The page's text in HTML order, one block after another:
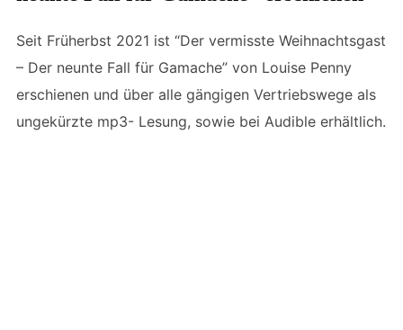
Seit Früherbst 2021 ist “Der vermisste Weihnachtsgast
– Der neunte Fall für Gamache” von Louise Penny
erschienen und über alle gängigen Vertriebswege als
ungekürzte mp3- Lesung, sowie bei Audible erhältlich.